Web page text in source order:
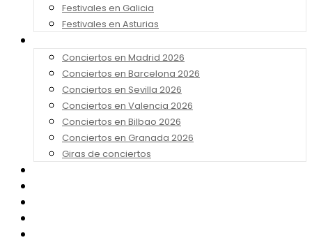
Festivales en Galicia
Festivales en Asturias
Conciertos en Madrid 2026
Conciertos en Barcelona 2026
Conciertos en Sevilla 2026
Conciertos en Valencia 2026
Conciertos en Bilbao 2026
Conciertos en Granada 2026
Giras de conciertos